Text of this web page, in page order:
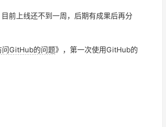
前上线还不到一周，后期有成果后再分
问GitHub的问题》，第一次使用GitHub的